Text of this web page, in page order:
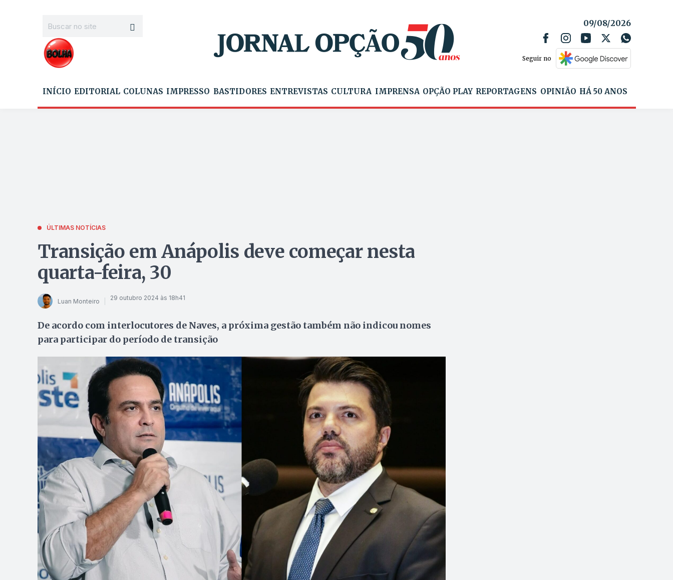
09/08/2026
Seguir no
INÍCIO EDITORIAL COLUNAS IMPRESSO BASTIDORES ENTREVISTAS CULTURA IMPRENSA OPÇÃO PLAY REPORTAGENS OPINIÃO HÁ 50 ANOS
ÚLTIMAS NOTÍCIAS
Transição em Anápolis deve começar nesta
quarta-feira, 30
Luan Monteiro 29 outubro 2024 às 18h41
De acordo com interlocutores de Naves, a próxima gestão também não indicou nomes
para participar do período de transição